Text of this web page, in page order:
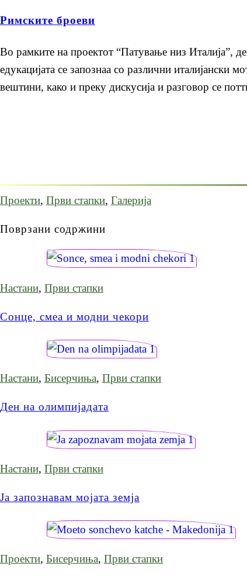
Римските броеви
Во рамките на проектот “Патување низ Италија”,
едукацијата се запознаа со различни италијански
вештини, како и преку дискусија и разговор се
Проекти, Први стапки, Галерија
Поврзани содржини
Настани, Први стапки
Сонце, смеа и модни чекори
Настани, Бисерчиња, Први стапки
Ден на олимпијадата
Настани, Први стапки
Ја запознавам мојата земја
Проекти, Бисерчиња, Први стапки